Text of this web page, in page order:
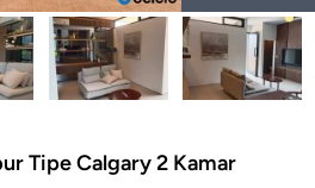
Tipe Calgary 2 Kamar